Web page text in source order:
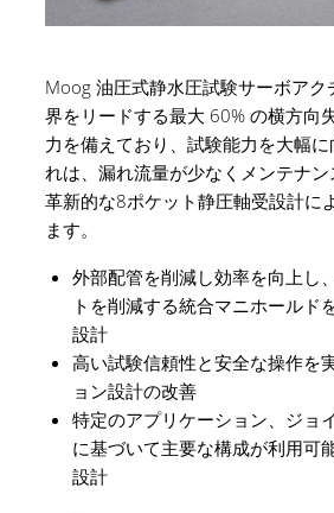
Moog 油圧式静水圧試験サーボアク
界をリードする最大 60% の横方向
力を備えており、試験能力を大幅に
れは、漏れ流量が少なくメンテナ
革新的な8ポケット静圧軸受設計に
ます。
外部配管を削減し効率を向上し
トを削減する統合マニホールド
設計
高い試験信頼性と安全な操作を
ョン設計の改善
特定のアプリケーション、ジョ
に基づいて主要な構成が利用可
設計